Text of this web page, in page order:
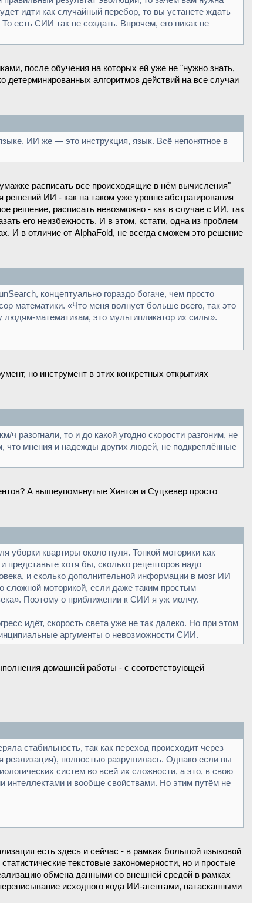
идти как случайный перебор, то вы устанете ждать
есть СИИ так не создать. Впрочем, его никак не
после обучения на которых ей уже не "нужно знать,
детерминированных алгоритмов действий на все случаи
ИИ же — это инструкция, язык. Всё непонятное в
расписать все происходящие в нём вычисления"
ИИ - как на таком уже уровне абстрагирования
решение, расписать невозможно - как в случае с ИИ, так
его неизбежность. И в этом, кстати, одна из проблем
И в отличие от AlphaFold, не всегда сможем это решение
концептуально гораздо богаче, чем просто
математики. «Что меня волнует больше всего, так это
математикам, это мультипликатор их силы».
но инструмент в этих конкретных открытиях
разогнали, то и до какой угодно скорости разгоним, не
что мнения и надежды других людей, не подкреплённые
А вышеупомянутые Хинтон и Суцкевер просто
квартиры около нуля. Тонкой моторики как
представьте хотя бы, сколько рецепторов надо
и сколько дополнительной информации в мозг ИИ
сложной моторикой, если даже таким простым
Поэтому о приближении к СИИ я уж молчу.
идёт, скорость света уже не так далеко. Но при этом
аргументы о невозможности СИИ.
домашней работы - с соответствующей
стабильность, так как переход происходит через
реализация), полностью разрушилась. Однако если вы
систем во всей их сложности, а это, в свою
и вообще свойствами. Но этим путём не
есть здесь и сейчас - в рамках большой языковой
текстовые закономерности, но и простые
обмена данными со внешней средой в рамках
исходного кода ИИ-агентами, натасканными